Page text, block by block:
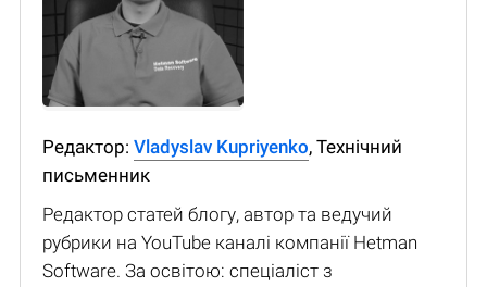
Редактор: Vladyslav Kupriyenko, Технічний
письменник
Редактор статей блогу, автор та ведучий
рубрики на YouTube каналі компанії Hetman
Software. За освітою: спеціаліст з